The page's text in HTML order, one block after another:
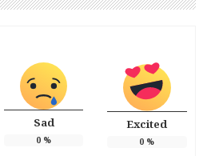
Sad
0 %
Excited
0 %